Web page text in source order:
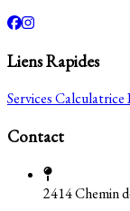
Liens Rapides
ServicesCalculatrice
Contact
2414 Chemin